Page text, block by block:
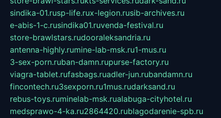
sindika-01.rusp-life.rux-legion.rusib-archives.ru
e-abis-1-c.rusindika01.ruvenda-festival.ru
store-brawlstars.rudooraleksandria.ru
antenna-highly.rumine-lab-msk.ru1-mus.ru
3-sex-porn.ruban-damn.rupurse-factory.ru
viagra-tablet.rufasbags.ruadler-jun.rubandamn.ru
fincontech.ru3sexporn.ru1mus.rudarksand.ru
rebus-toys.ruminelab-msk.rualabuga-cityhotel.ru
medsprawo-4-ka.ru2864420.rublagodarenie-spb.ru